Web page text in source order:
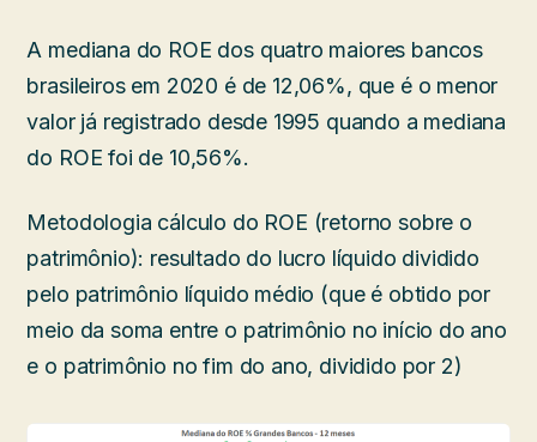
A mediana do ROE dos quatro maiores bancos
brasileiros em 2020 é de 12,06%, que é o menor
valor já registrado desde 1995 quando a mediana
do ROE foi de 10,56%.
Metodologia cálculo do ROE (retorno sobre o
patrimônio): resultado do lucro líquido dividido
pelo patrimônio líquido médio (que é obtido por
meio da soma entre o patrimônio no início do ano
e o patrimônio no fim do ano, dividido por 2)